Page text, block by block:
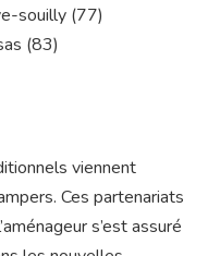
souilly (77)
(83)
viennent
Ces partenariats
s’est assuré